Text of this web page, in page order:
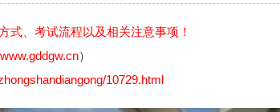
式、考试流程以及相关注意事项！
）
10729.html